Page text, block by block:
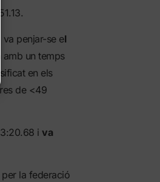
va penjar-se el
amb un temps
en els
de <49
i va
per la federació